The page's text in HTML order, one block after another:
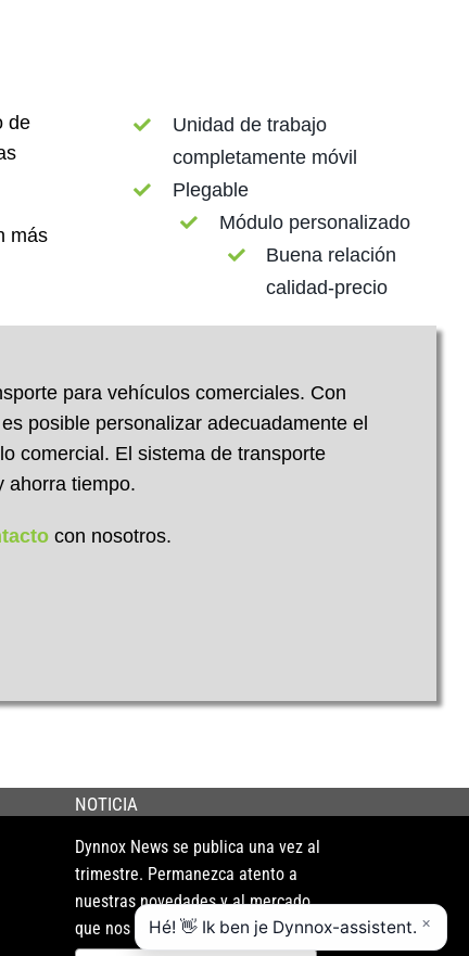
de
más
Unidad de trabajo
completamente móvil
Plegable
Módulo personalizado
Buena relación
calidad-precio
para vehículos comerciales. Con
posible personalizar adecuadamente el
comercial. El sistema de transporte
ahorra tiempo.
con nosotros.
NOTICIA
Dynnox News se publica una vez al
trimestre. Permanezca atento a
nuestras novedades y al mercado
que nos rodea.